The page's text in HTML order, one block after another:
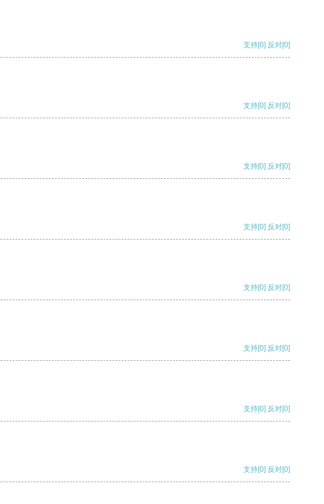
支持[0] 反对[0]
支持[0] 反对[0]
支持[0] 反对[0]
支持[0] 反对[0]
支持[0] 反对[0]
支持[0] 反对[0]
支持[0] 反对[0]
支持[0] 反对[0]